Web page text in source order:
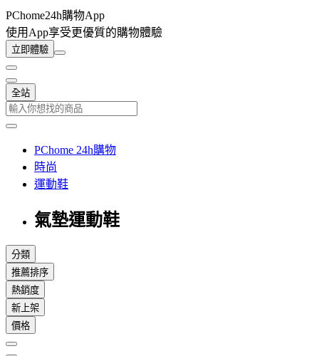
PChome24h購物App
使用App享受更優質的購物體驗
立即體驗
全站
PChome 24h購物
時尚
運動鞋
氣墊運動鞋
分類
推薦排序
熱銷度
新上架
價格